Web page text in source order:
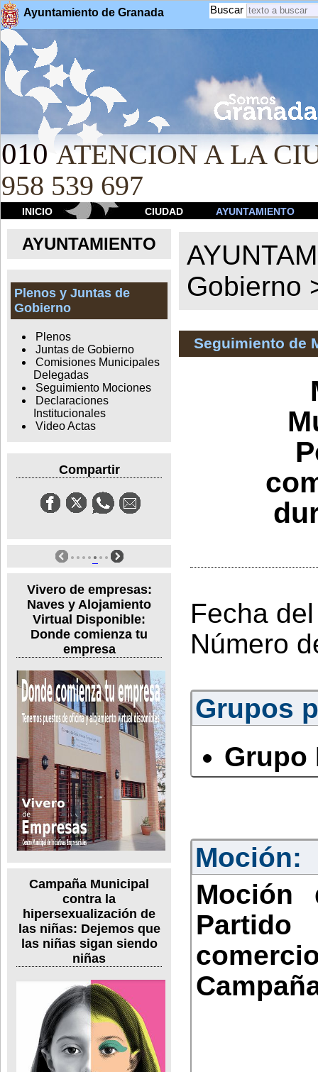
Ayuntamiento de Granada Buscar
010 ATENCION A LA
958 539 697
INICIO CIUDAD AYUNTAMIENTO
AYUNTAMIENTO
Plenos y Juntas de
Gobierno
Plenos
Juntas de Gobierno
Comisiones Municipales
Delegadas
Seguimiento Mociones
Declaraciones
Institucionales
Video Actas
Compartir
Vivero de empresas:
Naves y Alojamiento
Virtual Disponible:
Donde comienza tu
empresa
Campaña Municipal
contra la
hipersexualización de
las niñas: Dejemos que
las niñas sigan siendo
niñas
Gobierno
Seguimiento de
Fecha
Número
Grupos
Grupo
Moción:
Moción